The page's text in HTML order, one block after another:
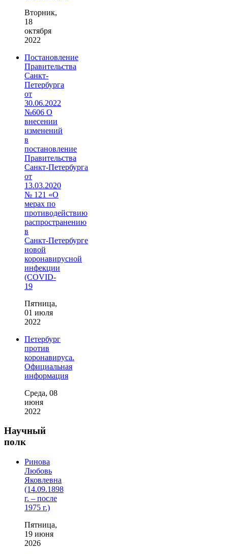
Вторник,
18
октября
2022
Постановление
Правительства
Санкт-
Петербурга
от
30.06.2022
№606 О
внесении
изменений
в
постановление
Правительства
Санкт‑Петербурга
от
13.03.2020
№ 121 «О
мерах по
противодействию
распространению
в
Санкт‑Петербурге
новой
коронавирусной
инфекции
(COVID-
19
Пятница,
01 июля
2022
Петербург
против
коронавируса.
Официальная
информация
Среда, 08
июня
2022
Научный
полк
Ринова
Любовь
Яковлевна
(14.09.1898
г. – после
1975 г.)
Пятница,
19 июня
2026